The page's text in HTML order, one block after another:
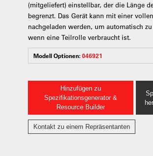
(mitgeliefert) einstellbar, der die Länge
begrenzt. Das Gerät kann mit einer
nachgeladen werden, um automatisch
wenn eine Teilrolle verbraucht ist.
Modell Optionen:046921
Hinzufügen zu
Spezifikationsgenerator &
Resource Builder
Kontakt zu einem Repräsentanten